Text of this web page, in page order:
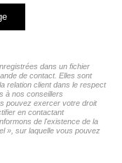
dans un fichier
de contact. Elles sont
relation client dans le respect
à nos conseillers
pouvez exercer votre droit
en contactant
de l'existence de la
», sur laquelle vous pouvez